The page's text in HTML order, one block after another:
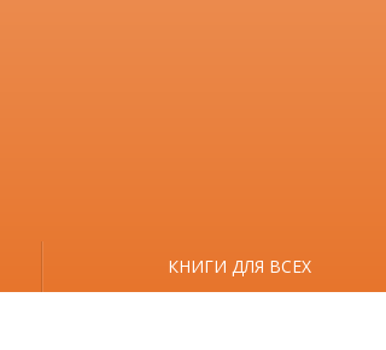
КНИГИ ДЛЯ ВСЕХ